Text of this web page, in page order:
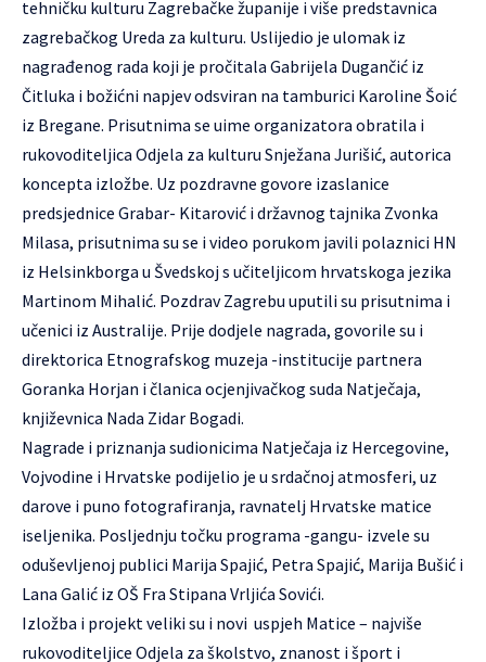
tehničku kulturu Zagrebačke županije i više predstavnica
zagrebačkog Ureda za kulturu. Uslijedio je ulomak iz
nagrađenog rada koji je pročitala Gabrijela Dugančić iz
Čitluka i božićni napjev odsviran na tamburici Karoline Šoić
iz Bregane. Prisutnima se uime organizatora obratila i
rukovoditeljica Odjela za kulturu Snježana Jurišić, autorica
koncepta izložbe. Uz pozdravne govore izaslanice
predsjednice Grabar- Kitarović i državnog tajnika Zvonka
Milasa, prisutnima su se i video porukom javili polaznici HN
iz Helsinkborga u Švedskoj s učiteljicom hrvatskoga jezika
Martinom Mihalić. Pozdrav Zagrebu uputili su prisutnima i
učenici iz Australije. Prije dodjele nagrada, govorile su i
direktorica Etnografskog muzeja -institucije partnera
Goranka Horjan i članica ocjenjivačkog suda Natječaja,
književnica Nada Zidar Bogadi.
Nagrade i priznanja sudionicima Natječaja iz Hercegovine,
Vojvodine i Hrvatske podijelio je u srdačnoj atmosferi, uz
darove i puno fotografiranja, ravnatelj Hrvatske matice
iseljenika. Posljednju točku programa -gangu- izvele su
oduševljenoj publici Marija Spajić, Petra Spajić, Marija Bušić i
Lana Galić iz OŠ Fra Stipana Vrljića Sovići.
Izložba i projekt veliki su i novi uspjeh Matice – najviše
rukovoditeljice Odjela za školstvo, znanost i šport i